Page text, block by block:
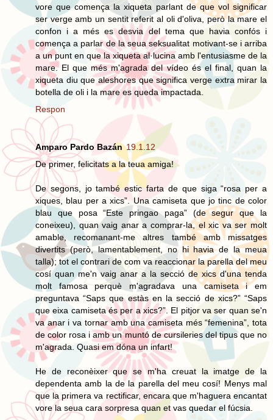
vore que comença la xiqueta parlant de que vol significar
ser verge amb un sentit referit al oli d'oliva, però la mare el
confon i a més es desvia del tema que havia confós i
comença a parlar de la seua seksualitat motivant-se i arriba
a un punt en que la xiqueta al·lucina amb l'entusiasme de la
mare. El que més m'agrada del vídeo és el final, quan la
xiqueta diu que aleshores que significa verge extra mirar la
botella de oli i la mare es queda impactada.
Respon
Amparo Pardo Bazán 19.1.12
De primer, felicitats a la teua amiga!
De segons, jo també estic farta de que siga “rosa per a
xiques, blau per a xics”. Una camiseta que jo tinc de color
blau que posa “Este pringao paga” (de segur que la
coneixeu), quan vaig anar a comprar-la, el xic va ser molt
amable, recomanant-me altres també amb missatges
divertits (però, lamentablement, no hi havia de la meua
talla); tot el contrari de com va reaccionar la parella del meu
cosí quan me'n vaig anar a la secció de xics d'una tenda
molt famosa perquè m'agradava una camiseta i em
preguntava “Saps que estàs en la secció de xics?” “Saps
que eixa camiseta és per a xics?”. El pitjor va ser quan se'n
va anar i va tornar amb una camiseta més “femenina”, tota
de color rosa i amb un muntó de cursileries del tipus que no
m'agrada. Quasi em dóna un infart!
He de reconèixer que se m'ha creuat la imatge de la
dependenta amb la de la parella del meu cosí! Menys mal
que la primera va rectificar, encara que m'haguera encantat
vore la seua cara sorpresa quan et vas quedar el fúcsia.